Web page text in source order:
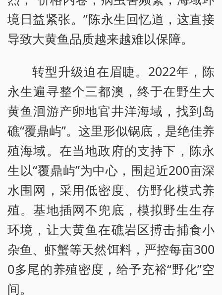
境日益紧张。”陈永生回忆道，这直接
导致大黄鱼品质越来越难以保障。
转型升级迫在眉睫。2022年，陈
永生遍寻整个三都澳，终于在野生大
黄鱼洄游产卵地官井洋海域，找到岛
礁“覆鼎屿”。这里形似锅底，是绝佳养
殖海域。在当地政府的支持下，陈永
生以“覆鼎屿”为中心，围起近200亩深
水围网，采用低密度、仿野化模式养
殖。基地插网不兜底，模拟野生生存
环境，让大黄鱼在礁岩区搏击捕食小
杂鱼、虾蟹等天然饵料，严控每亩300
0多尾的养殖密度，给予充裕“野化”空
间。